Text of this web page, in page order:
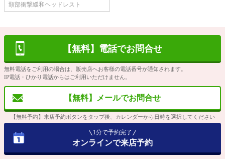
頸部衝撃緩和ヘッドレスト
【無料】電話でお問合せ
無料電話をご利用の場合は、販売店へお客様の電話番号が通知されます。
IP電話・ひかり電話からはご利用いただけません。
【無料】メールでお問合せ
【無料予約】来店予約ボタンをタップ後、カレンダーから日時を選択してください
1分で予約完了
オンラインで来店予約